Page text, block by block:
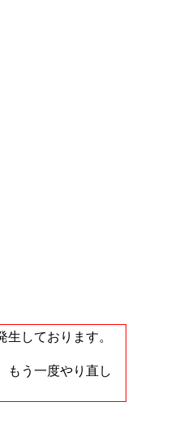
生しております。
もう一度やり直し